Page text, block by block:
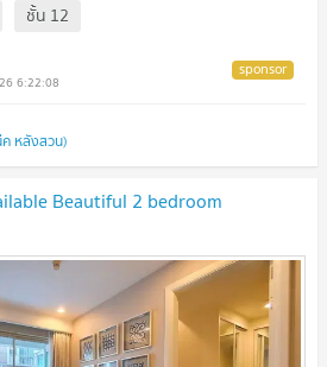
ชั้น 12
6:22:08
หลังสวน)
Beautiful 2 bedroom